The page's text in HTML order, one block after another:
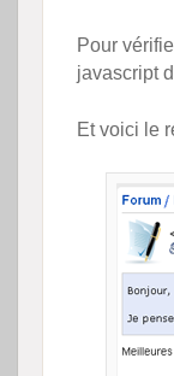
Pour
javascript
Et voici le